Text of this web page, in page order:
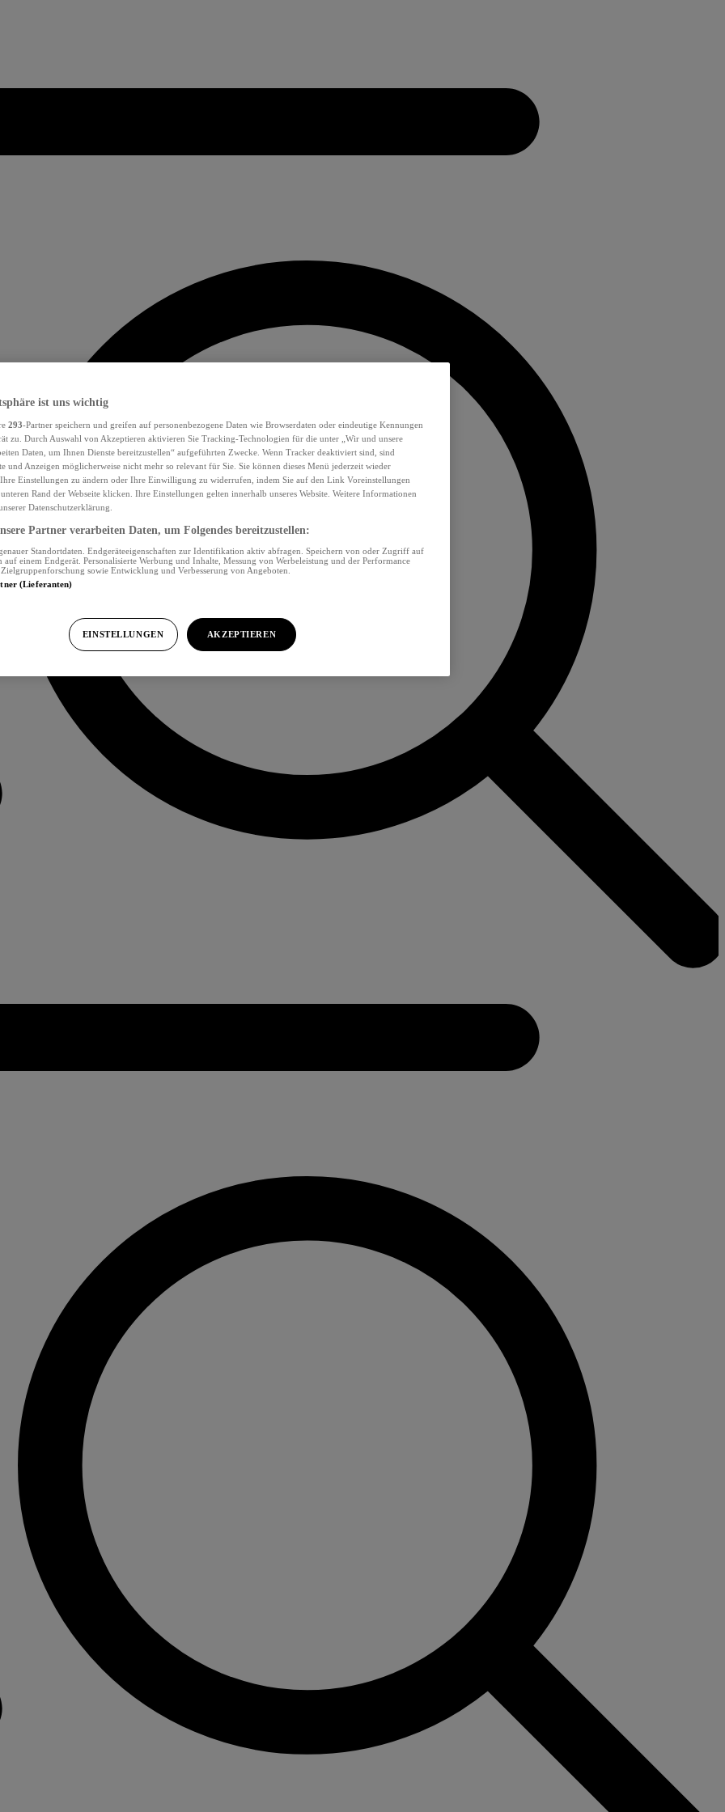
ist uns wichtig
293-Partner speichern und greifen auf personenbezogene Daten wie Browserdaten oder eindeutige Kennungen
zu. Durch Auswahl von Akzeptieren aktivieren Sie Tracking-Technologien für die unter „Wir und unsere
Daten, um Ihnen Dienste bereitzustellen“ aufgeführten Zwecke. Wenn Tracker deaktiviert sind, sind
und Anzeigen möglicherweise nicht mehr so relevant für Sie. Sie können dieses Menü jederzeit wieder
Einstellungen zu ändern oder Ihre Einwilligung zu widerrufen, indem Sie auf den Link Voreinstellungen
Rand der Webseite klicken. Ihre Einstellungen gelten innerhalb unseres Website. Weitere Informationen
Datenschutzerklärung.
Partner verarbeiten Daten, um Folgendes bereitzustellen:
Standortdaten. Endgeräteeigenschaften zur Identifikation aktiv abfragen. Speichern von oder Zugriff auf
einem Endgerät. Personalisierte Werbung und Inhalte, Messung von Werbeleistung und der Performance
sowie Entwicklung und Verbesserung von Angeboten.
(Lieferanten)
EINSTELLUNGEN AKZEPTIEREN